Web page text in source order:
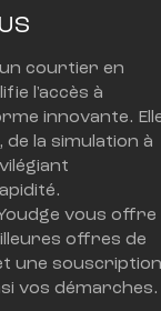
courtier en
l'accès à
innovante.
la simulation à
vous offre
offres de
une souscription
vos démarches.